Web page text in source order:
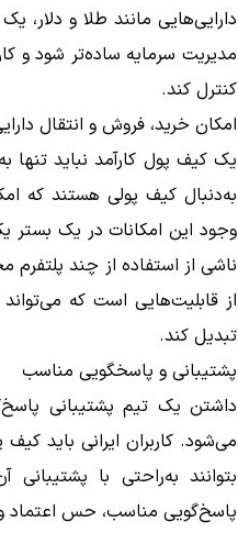
دارایی‌هایی مانند طلا و
مدیریت سرمایه ساده‌تر شود و
کنترل کند.
امکان خرید، فروش و انتقال
یک کیف پول کارآمد نباید تنها
به‌دنبال کیف پولی هستند که
وجود این امکانات در یک
ناشی از استفاده از چند پلتفرم
از قابلیت‌هایی است که می‌تواند
تبدیل کند.
پشتیبانی و پاسخگویی مناسب
داشتن یک تیم پشتیبانی
می‌شود. کاربران ایرانی باید
بتوانند به‌راحتی با
پاسخ‌گویی مناسب، حس اعتماد